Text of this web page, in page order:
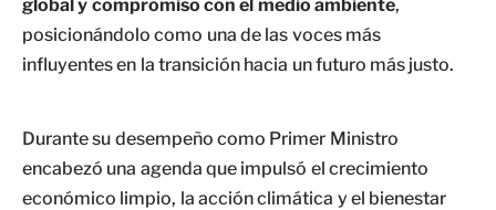
global y compromiso con el medio ambiente,
posicionándolo como una de las voces más
influyentes en la transición hacia un futuro más justo.
Durante su desempeño como Primer Ministro
encabezó una agenda que impulsó el crecimiento
económico limpio, la acción climática y el bienestar